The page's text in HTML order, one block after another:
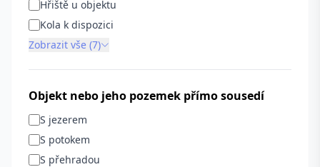
Hřiště u objektu
Kola k dispozici
Zobrazit vše (7)
Objekt nebo jeho pozemek přímo sousedí
S jezerem
S potokem
S přehradou